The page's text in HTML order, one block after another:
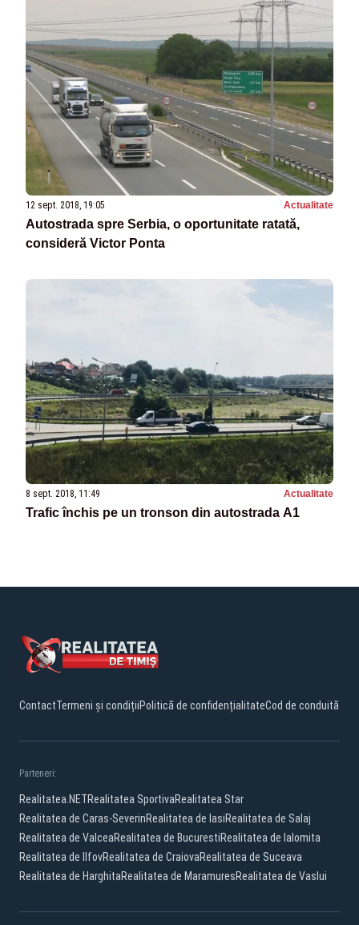
12 sept. 2018, 19:05 Actualitate
Autostrada spre Serbia, o oportunitate ratată,
consideră Victor Ponta
8 sept. 2018, 11:49 Actualitate
Trafic închis pe un tronson din autostrada A1
ContactTermeni și condițiiPolitică de confidențialitateCod de conduită
Parteneri:
Realitatea.NETRealitatea SportivaRealitatea Star
Realitatea de Caras-SeverinRealitatea de IasiRealitatea de Salaj
Realitatea de ValceaRealitatea de BucurestiRealitatea de Ialomita
Realitatea de IlfovRealitatea de CraiovaRealitatea de Suceava
Realitatea de HarghitaRealitatea de MaramuresRealitatea de Vaslui